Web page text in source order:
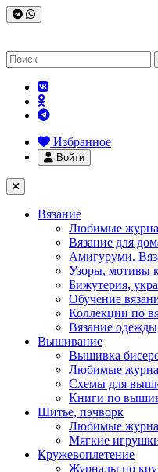
Избранное
Войти
Вязание
Любимые
Вязание для
Амигуруми.
Узоры, мотивы
Бижутерия,
Обучение
Коллекции по
Вязание
Вышивание
Вышивка
Любимые
Схемы для
Книги по
Шитье, пэчворк
Любимые
Мягкие
Кружевоплетение
Журналы по